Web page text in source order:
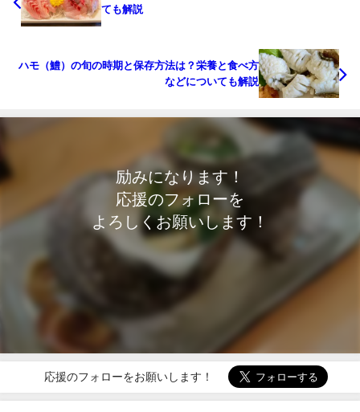
ても解説
ハモ（鱧）の旬の時期と保存方法は？栄養と食べ方
などについても解説
励みになります！
応援のフォローを
よろしくお願いします！
応援のフォローをお願いします！